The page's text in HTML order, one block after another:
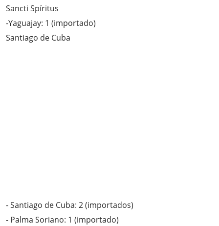
Sancti Spíritus
-Yaguajay: 1 (importado)
Santiago de Cuba
- Santiago de Cuba: 2 (importados)
- Palma Soriano: 1 (importado)